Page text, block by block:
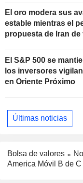
El oro modera sus
estable mientras el
propuesta de Iran
El S&P 500 se
los inversores
en Oriente Próximo
Últimas noticias
Bolsa de valores
America Móvil B de